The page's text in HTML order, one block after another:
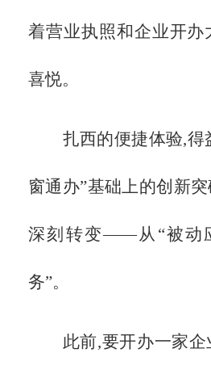
着营业执照和企业开办
喜悦。
扎西的便捷体验,得
窗通办”基础上的创新
深刻转变——从“被动
务”。
此前,要开办一家